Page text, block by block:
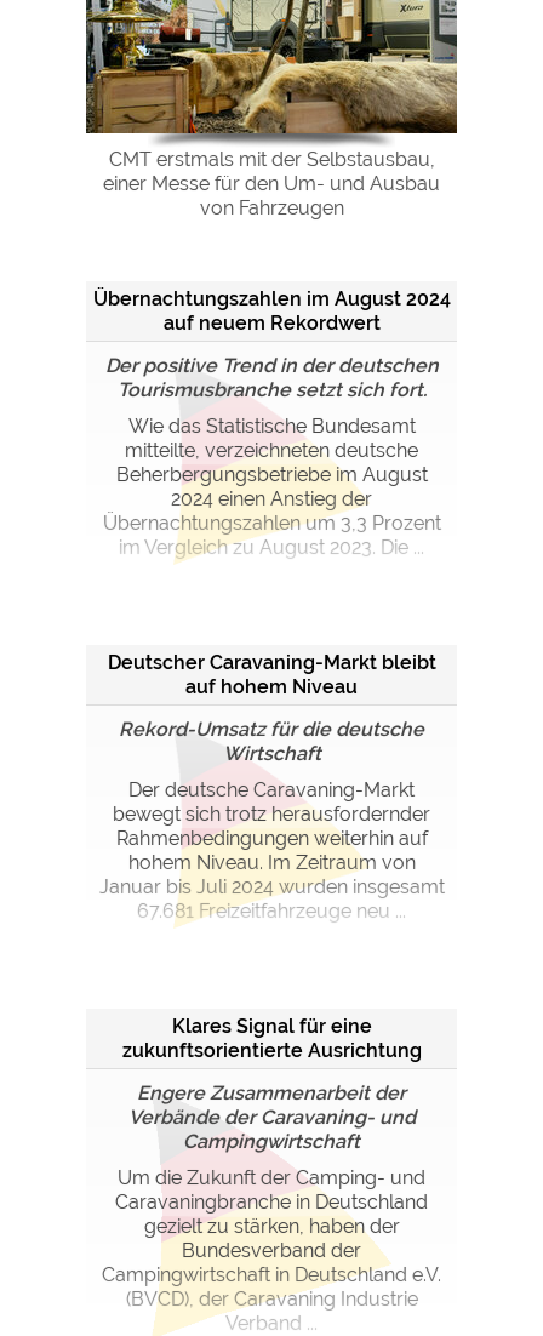
CMT erstmals mit der Selbstausbau,
einer Messe für den Um- und Ausbau
von Fahrzeugen
Übernachtungszahlen im August 2024
auf neuem Rekordwert
Der positive Trend in der deutschen
Tourismusbranche setzt sich fort.
Wie das Statistische Bundesamt
mitteilte, verzeichneten deutsche
Beherbergungsbetriebe im August
2024 einen Anstieg der
Übernachtungszahlen um 3,3 Prozent
im Vergleich zu August 2023. Die ...
Deutscher Caravaning-Markt bleibt
auf hohem Niveau
Rekord-Umsatz für die deutsche
Wirtschaft
Der deutsche Caravaning-Markt
bewegt sich trotz herausfordernder
Rahmenbedingungen weiterhin auf
hohem Niveau. Im Zeitraum von
Januar bis Juli 2024 wurden insgesamt
67.681 Freizeitfahrzeuge neu ...
Klares Signal für eine
zukunftsorientierte Ausrichtung
Engere Zusammenarbeit der
Verbände der Caravaning- und
Campingwirtschaft
Um die Zukunft der Camping- und
Caravaningbranche in Deutschland
gezielt zu stärken, haben der
Bundesverband der
Campingwirtschaft in Deutschland e.V.
(BVCD), der Caravaning Industrie
Verband ...